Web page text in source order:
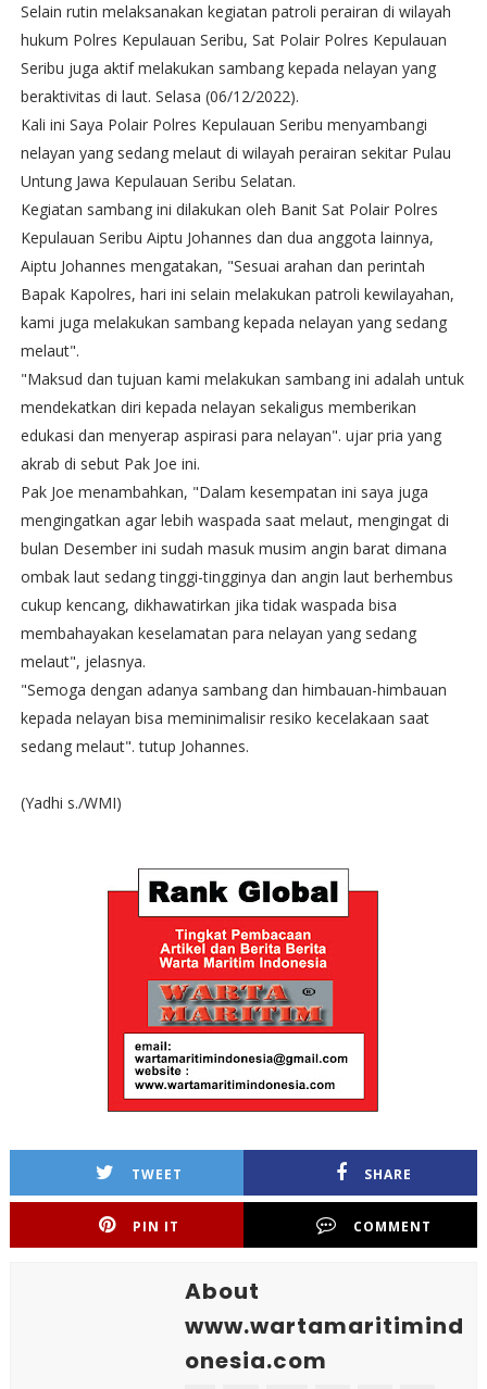
Selain rutin melaksanakan kegiatan patroli perairan di wilayah
hukum Polres Kepulauan Seribu, Sat Polair Polres Kepulauan
Seribu juga aktif melakukan sambang kepada nelayan yang
beraktivitas di laut. Selasa (06/12/2022).
Kali ini Saya Polair Polres Kepulauan Seribu menyambangi
nelayan yang sedang melaut di wilayah perairan sekitar Pulau
Untung Jawa Kepulauan Seribu Selatan.
Kegiatan sambang ini dilakukan oleh Banit Sat Polair Polres
Kepulauan Seribu Aiptu Johannes dan dua anggota lainnya,
Aiptu Johannes mengatakan, "Sesuai arahan dan perintah
Bapak Kapolres, hari ini selain melakukan patroli kewilayahan,
kami juga melakukan sambang kepada nelayan yang sedang
melaut".
"Maksud dan tujuan kami melakukan sambang ini adalah untuk
mendekatkan diri kepada nelayan sekaligus memberikan
edukasi dan menyerap aspirasi para nelayan". ujar pria yang
akrab di sebut Pak Joe ini.
Pak Joe menambahkan, "Dalam kesempatan ini saya juga
mengingatkan agar lebih waspada saat melaut, mengingat di
bulan Desember ini sudah masuk musim angin barat dimana
ombak laut sedang tinggi-tingginya dan angin laut berhembus
cukup kencang, dikhawatirkan jika tidak waspada bisa
membahayakan keselamatan para nelayan yang sedang
melaut", jelasnya.
"Semoga dengan adanya sambang dan himbauan-himbauan
kepada nelayan bisa meminimalisir resiko kecelakaan saat
sedang melaut". tutup Johannes.
(Yadhi s./WMI)
TWEET SHARE
PIN IT COMMENT
About
www.wartamaritimind
onesia.com